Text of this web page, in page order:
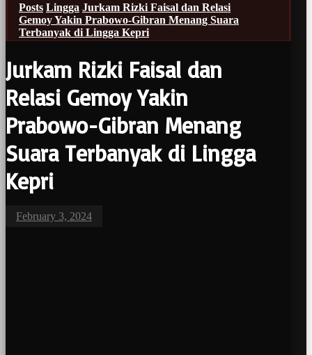
Posts Lingga Jurkam Rizki Faisal dan Relasi
Gemoy Yakin Prabowo-Gibran Menang Suara
Terbanyak di Lingga Kepri
Jurkam Rizki Faisal dan
Relasi Gemoy Yakin
Prabowo-Gibran Menang
Suara Terbanyak di Lingga
Kepri
February 3, 2024